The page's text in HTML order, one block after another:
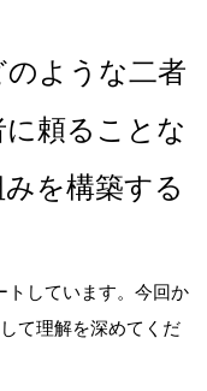
ような二者
頼ることな
を構築する
トしています。今回か
て理解を深めてくだ